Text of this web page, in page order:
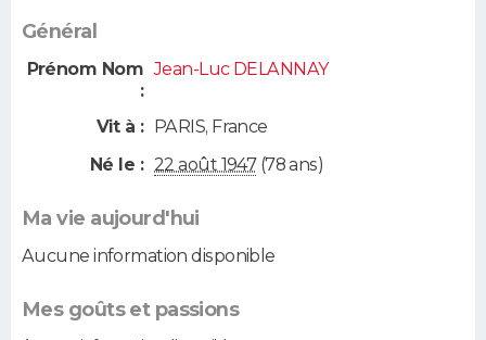
Général
Prénom Nom
:
Jean-Luc DELANNAY
Vit à : PARIS, France
Né le : 22 août 1947(78 ans)
Ma vie aujourd'hui
Aucune information disponible
Mes goûts et passions